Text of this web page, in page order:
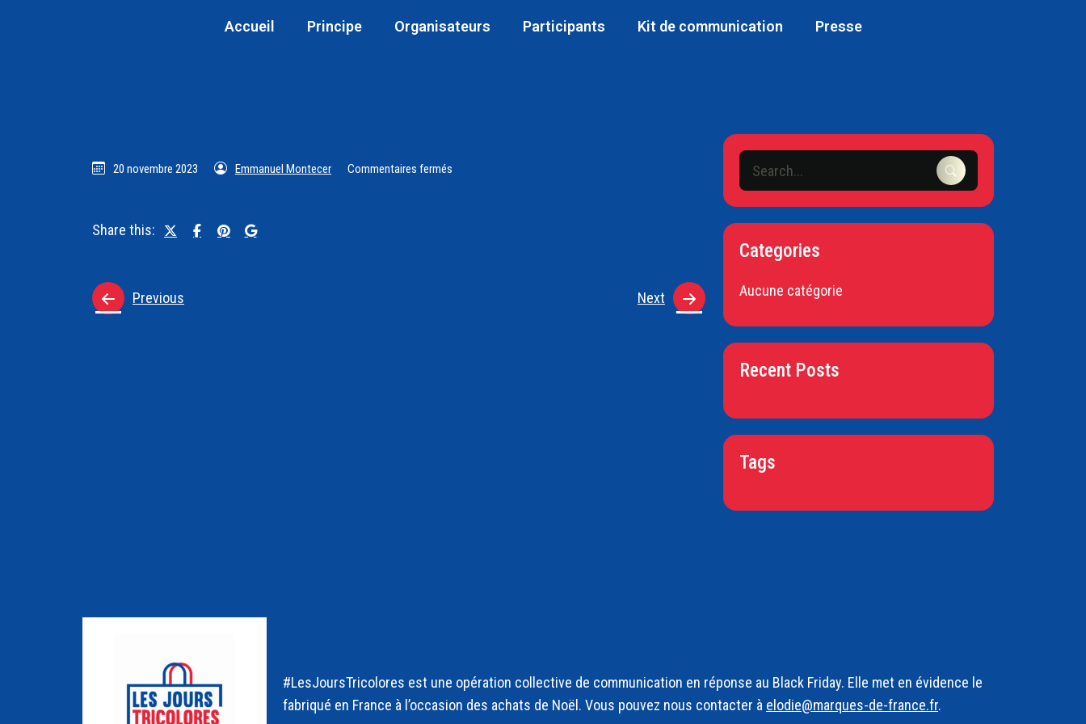
Accueil Principe Organisateurs Participants Kit de communication Presse
20 novembre 2023 Emmanuel Montecer Commentaires fermés
Share this:
Previous Next
Categories
Aucune catégorie
Recent Posts
Tags
#LesJoursTricolores est une opération collective de communication en réponse au Black Friday. Elle met en évidence le
fabriqué en France à l’occasion des achats de Noël. Vous pouvez nous contacter à elodie@marques-de-france.fr.